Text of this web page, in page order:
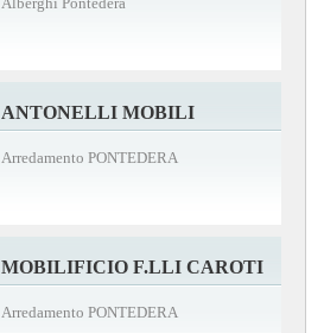
ANTONELLI MOBILI
Arredamento PONTEDERA
MOBILIFICIO F.LLI CAROTI
Arredamento PONTEDERA